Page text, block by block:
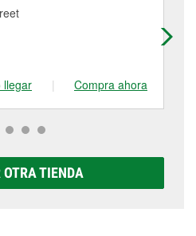
de discos y
un pequeño costo que
más información.
llegar | Compra ahora
OTRA TIENDA